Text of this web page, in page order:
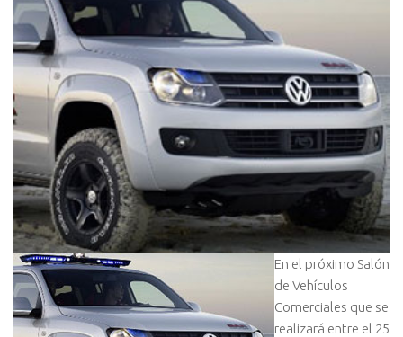
En el próximo Salón
de Vehí­culos
Comerciales que se
realizará entre el 25